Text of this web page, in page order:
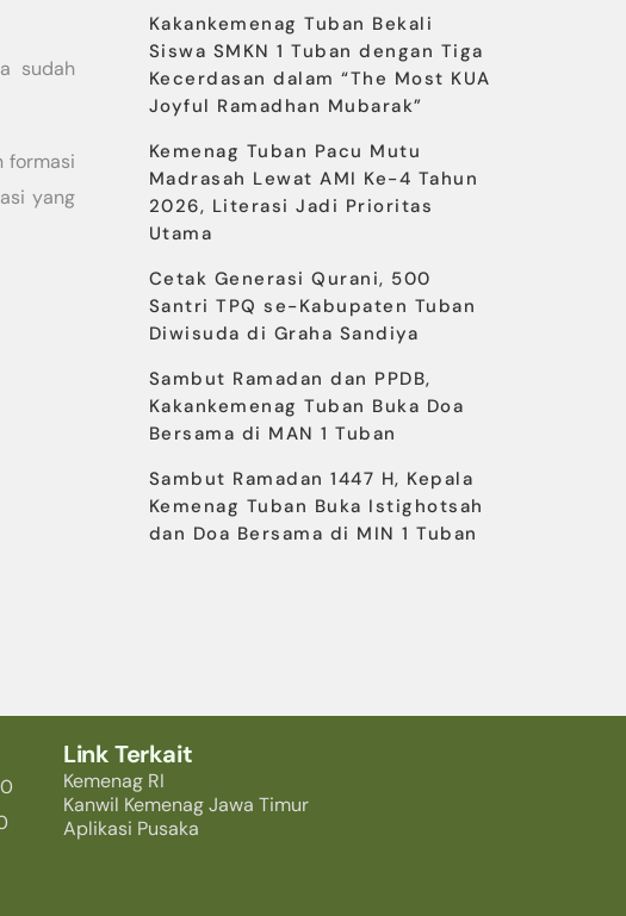
sudah
formasi
yang
Kakankemenag Tuban Bekali
Siswa SMKN 1 Tuban dengan Tiga
Kecerdasan dalam “The Most KUA
Joyful Ramadhan Mubarak”
Kemenag Tuban Pacu Mutu
Madrasah Lewat AMI Ke-4 Tahun
2026, Literasi Jadi Prioritas
Utama
Cetak Generasi Qurani, 500
Santri TPQ se-Kabupaten Tuban
Diwisuda di Graha Sandiya
Sambut Ramadan dan PPDB,
Kakankemenag Tuban Buka Doa
Bersama di MAN 1 Tuban
Sambut Ramadan 1447 H, Kepala
Kemenag Tuban Buka Istighotsah
dan Doa Bersama di MIN 1 Tuban
Link Terkait
Kemenag RI
Kanwil Kemenag Jawa Timur
Aplikasi Pusaka